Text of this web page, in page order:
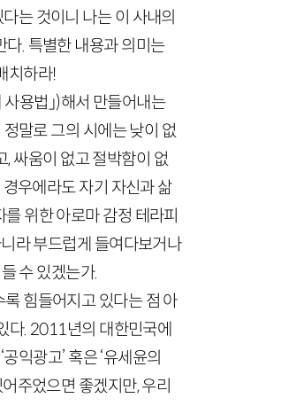
는 것이니 나는 이 사내의
. 특별한 내용과 의미는
치하라!
용법」)해서 만들어내는
말로 그의 시에는 낮이 없
, 싸움이 없고 절박함이 없
우에라도 자기 자신과 삶
위한 아로마 감정 테라피
라 부드럽게 들여다보거나
수 있겠는가.
힘들어지고 있다는 점 아
다. 2011년의 대한민국에
익광고’ 혹은 ‘유세윤의
주었으면 좋겠지만, 우리